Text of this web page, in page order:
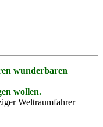
wunderbaren
wollen.
Weltraumfahrer